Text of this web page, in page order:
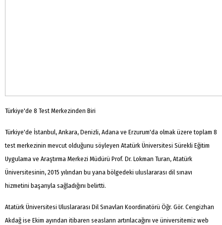
Türkiye'de 8 Test Merkezinden Biri
Türkiye'de İstanbul, Ankara, Denizli, Adana ve Erzurum'da olmak üzere toplam 8
test merkezinin mevcut olduğunu söyleyen Atatürk Üniversitesi Sürekli Eğitim
Uygulama ve Araştırma Merkezi Müdürü Prof. Dr. Lokman Turan, Atatürk
Üniversitesinin, 2015 yılından bu yana bölgedeki uluslararası dil sınavı
hizmetini başarıyla sağladığını belirtti.
Atatürk Üniversitesi Uluslararası Dil Sınavları Koordinatörü Öğr. Gör. Cengizhan
Akdağ ise Ekim ayından itibaren seasların artırılacağını ve üniversitemiz web